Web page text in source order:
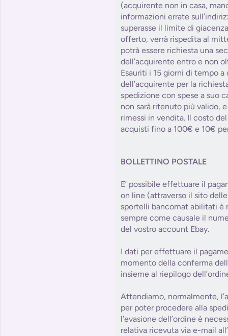
(acquirente non in casa,
informazioni errate
superasse il limite di
offerto, verrà rispedita al
potrà essere richiesta una
dell’acquirente entro e non
Esauriti i 15 giorni di tempo a
dell’acquirente per la
spedizione con spese a suo
non sarà ritenuto più valido,
rimessi in vendita. Il costo
acquisti fino a 100€ e 10€
BOLLETTINO POSTALE
E’ possibile effettuare il
on line (attraverso il sito
sportelli bancomat abilitati è
sempre come causale il
del vostro account Ebay.
I dati per effettuare il
momento della conferma
insieme al riepilogo
Attendiamo, normalmente,
per poter procedere alla
l’evasione dell’ordine è
relativa ricevuta via e-mail